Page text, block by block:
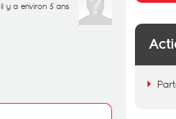
il y a environ 5 ans